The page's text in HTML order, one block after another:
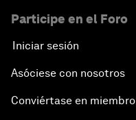
Participe en el Foro
Iniciar sesión
Asóciese con nosotros
Conviértase en miembro